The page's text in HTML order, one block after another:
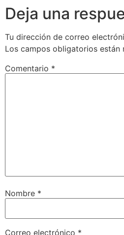
Deja una
Tu dirección de correo
Los campos obligatorios están
Comentario *
Nombre *
Correo electrónico *